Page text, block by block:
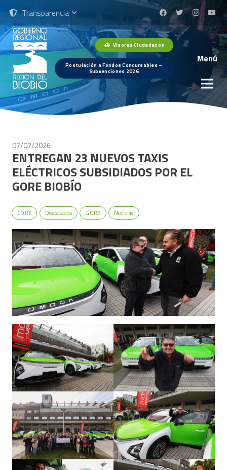
Transparencia
Visores Ciudadanos
Postulación a Fondos Concursables –
Subvenciones 2026
Menú
07/07/2026
ENTREGAN 23 NUEVOS TAXIS
ELÉCTRICOS SUBSIDIADOS POR EL
GORE BIOBÍO
CORE Destacados GORE Noticias